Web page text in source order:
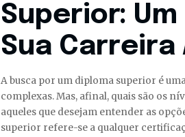
Superior:
Sua
A busca por um diploma superior é
complexas. Mas, afinal, quais são os
aqueles que desejam entender as
superior refere-se a qualquer